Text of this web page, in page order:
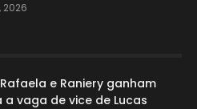
2026
e Raniery ganham
vaga de vice de Lucas